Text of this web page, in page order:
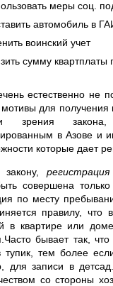
меры соц.
автомобиль в
воинский учет
сумму
естественно не
мотивы для
зрения закона,
в Азове и
которые дает
закону,
совершена
по месту
правилу, что
в квартире или
бывает так,
тупик, тем более
для записи в
со стороны